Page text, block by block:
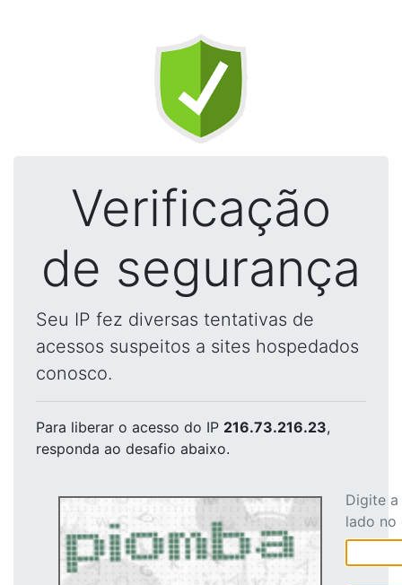
Verificação
de segurança
Seu IP fez diversas tentativas de
acessos suspeitos a sites hospedados
conosco.
Para liberar o acesso do IP 216.73.216.23,
responda ao desafio abaixo.
Digite
lado no